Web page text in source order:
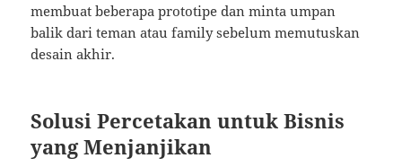
membuat beberapa prototipe dan minta umpan
balik dari teman atau family sebelum memutuskan
desain akhir.
Solusi Percetakan untuk Bisnis
yang Menjanjikan